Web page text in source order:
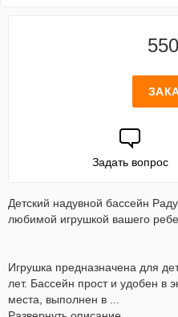
Задать вопрос
Детский надувной бассейн
любимой игрушкой вашего
Игрушка предназначена для
лет. Бассейн прост и удобен в
места, выполнен в ...